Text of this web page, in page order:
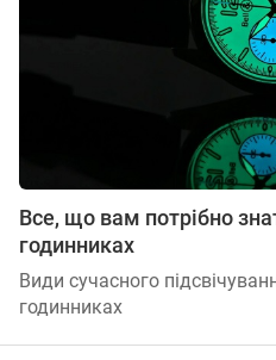
Все, що вам потрібно
годинниках
Види сучасного
годинниках